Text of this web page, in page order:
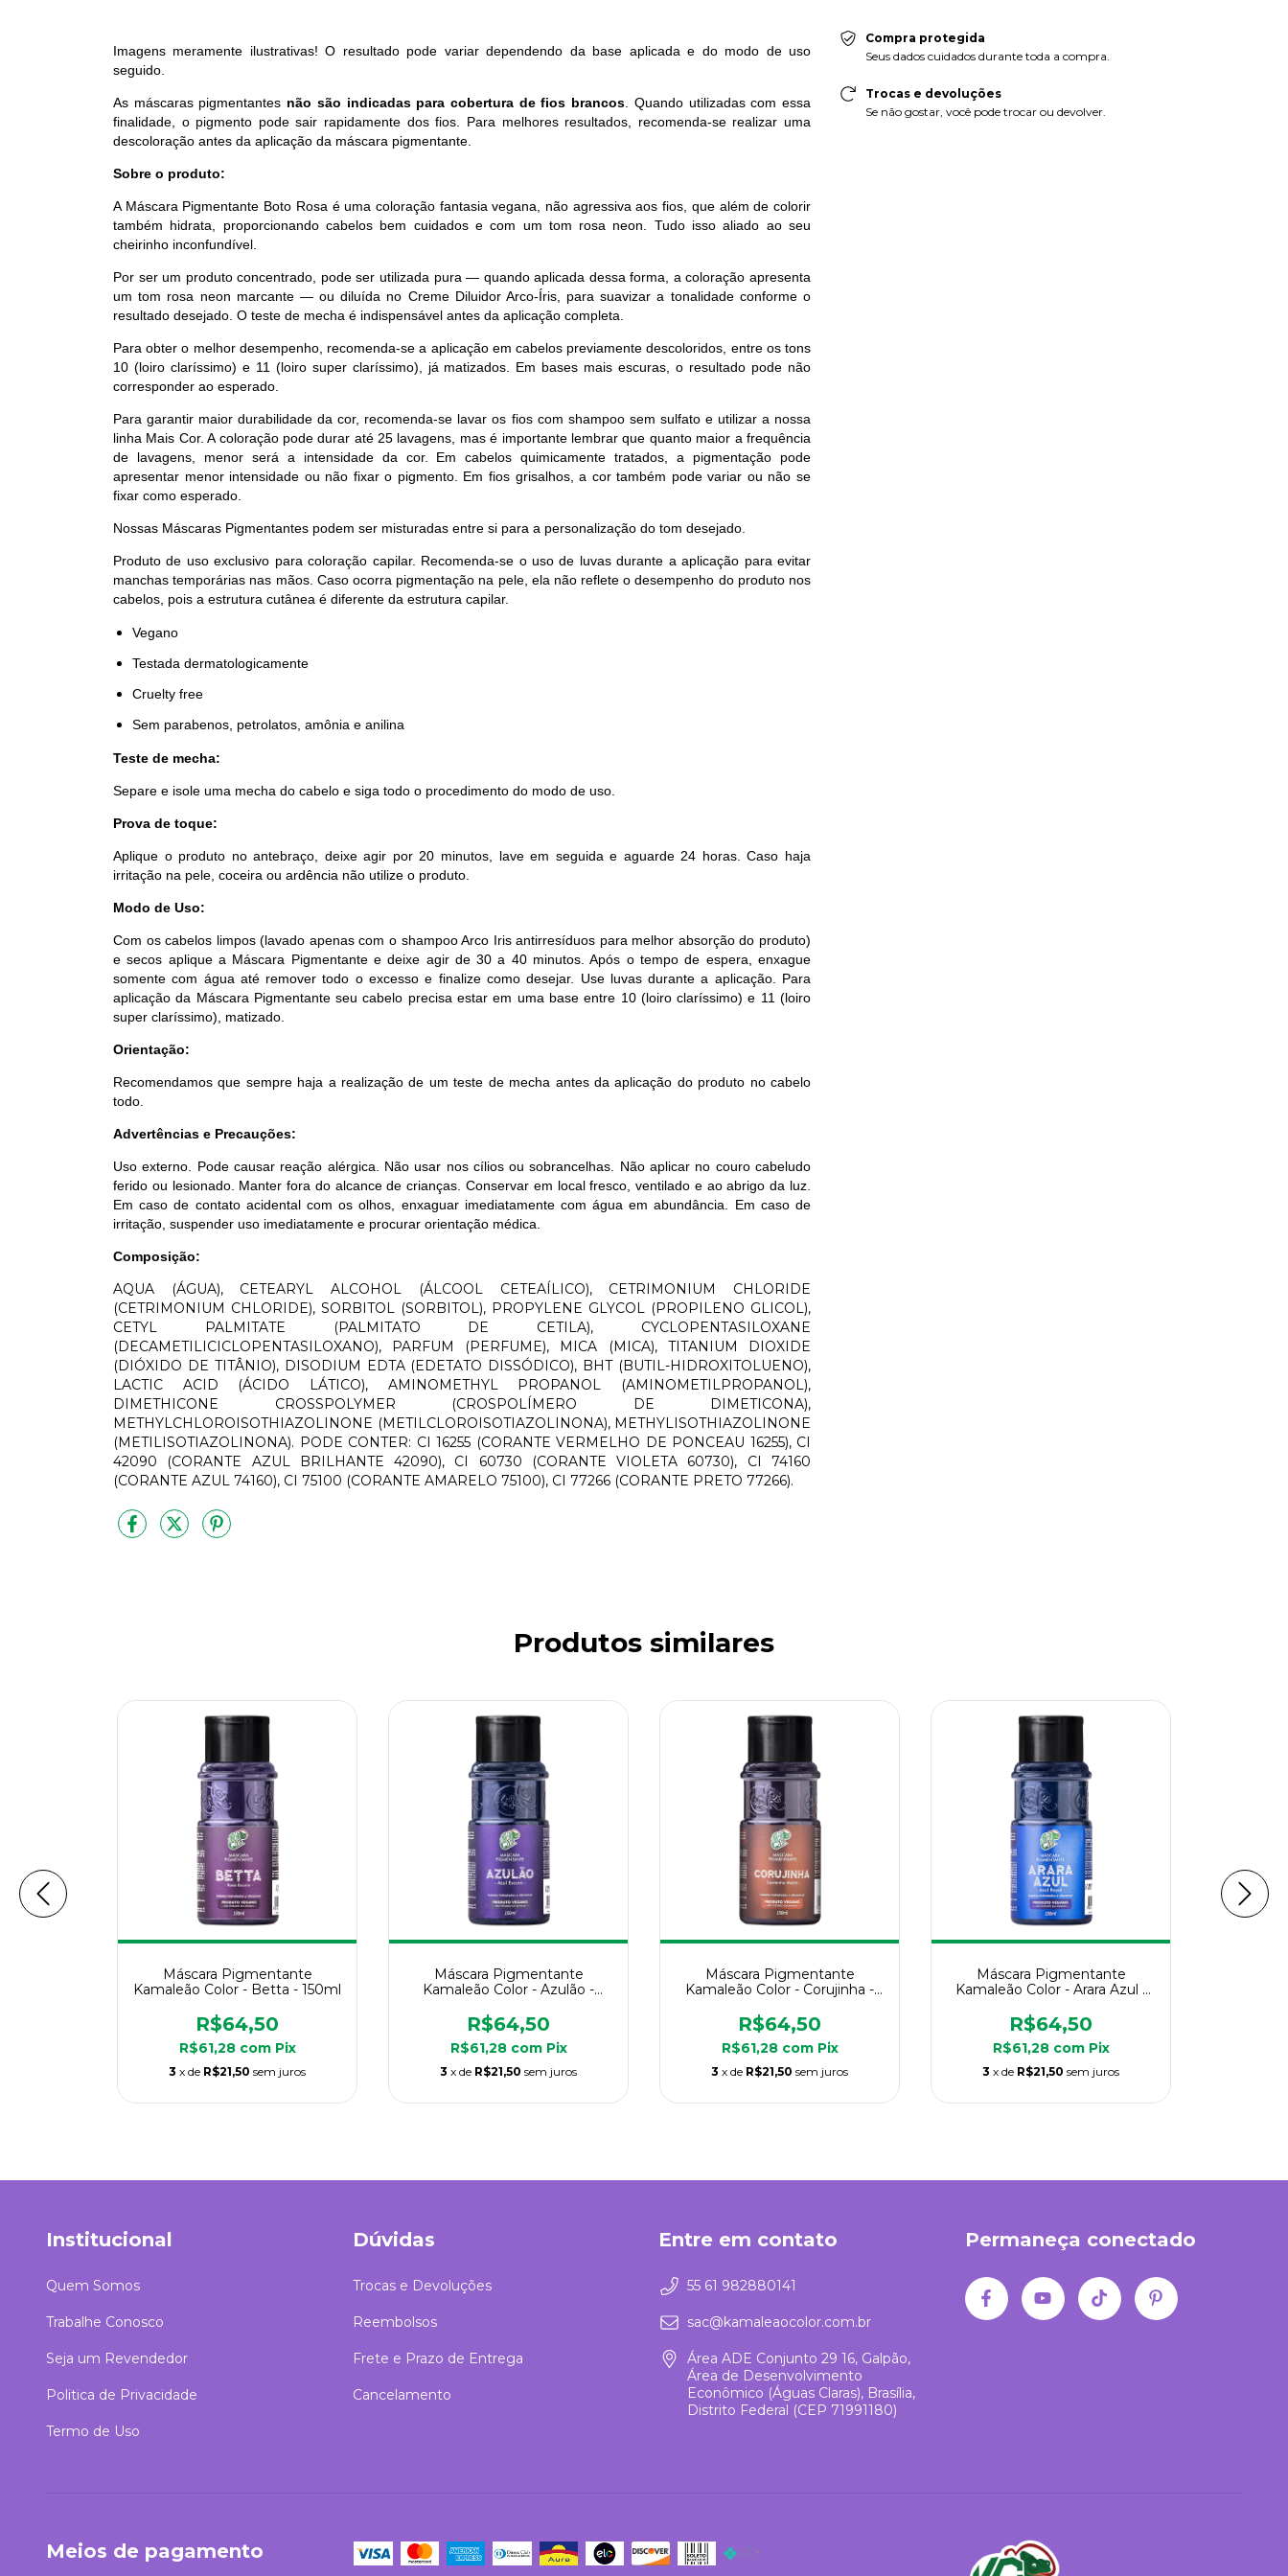
Imagens meramente ilustrativas! O resultado pode variar dependendo da base aplicada e do modo de uso
seguido.
As máscaras pigmentantes não são indicadas para cobertura de fios brancos . Quando utilizadas com essa
finalidade, o pigmento pode sair rapidamente dos fios. Para melhores resultados, recomenda-se realizar uma
descoloração antes da aplicação da máscara pigmentante.
Sobre o produto:
A Máscara Pigmentante Boto Rosa é uma coloração fantasia vegana, não agressiva aos fios, que além de colorir
também hidrata, proporcionando cabelos bem cuidados e com um tom rosa neon. Tudo isso aliado ao seu
cheirinho inconfundível.
Por ser um produto concentrado, pode ser utilizada pura — quando aplicada dessa forma, a coloração apresenta
um tom rosa neon marcante — ou diluída no Creme Diluidor Arco-Íris, para suavizar a tonalidade conforme o
resultado desejado. O teste de mecha é indispensável antes da aplicação completa.
Para obter o melhor desempenho, recomenda-se a aplicação em cabelos previamente descoloridos, entre os tons
10 (loiro claríssimo) e 11 (loiro super claríssimo), já matizados. Em bases mais escuras, o resultado pode não
corresponder ao esperado.
Para garantir maior durabilidade da cor, recomenda-se lavar os fios com shampoo sem sulfato e utilizar a nossa
linha Mais Cor. A coloração pode durar até 25 lavagens, mas é importante lembrar que quanto maior a frequência
de lavagens, menor será a intensidade da cor. Em cabelos quimicamente tratados, a pigmentação pode
apresentar menor intensidade ou não fixar o pigmento. Em fios grisalhos, a cor também pode variar ou não se
fixar como esperado.
Nossas Máscaras Pigmentantes podem ser misturadas entre si para a personalização do tom desejado.
Produto de uso exclusivo para coloração capilar. Recomenda-se o uso de luvas durante a aplicação para evitar
manchas temporárias nas mãos. Caso ocorra pigmentação na pele, ela não reflete o desempenho do produto nos
cabelos, pois a estrutura cutânea é diferente da estrutura capilar.
Vegano
Testada dermatologicamente
Cruelty free
Sem parabenos, petrolatos, amônia e anilina
Teste de mecha:
Separe e isole uma mecha do cabelo e siga todo o procedimento do modo de uso.
Prova de toque:
Aplique o produto no antebraço, deixe agir por 20 minutos, lave em seguida e aguarde 24 horas. Caso haja
irritação na pele, coceira ou ardência não utilize o produto.
Modo de Uso:
Com os cabelos limpos (lavado apenas com o shampoo Arco Iris antirresíduos para melhor absorção do produto)
e secos aplique a Máscara Pigmentante e deixe agir de 30 a 40 minutos. Após o tempo de espera, enxague
somente com água até remover todo o excesso e finalize como desejar. Use luvas durante a aplicação. Para
aplicação da Máscara Pigmentante seu cabelo precisa estar em uma base entre 10 (loiro claríssimo) e 11 (loiro
super claríssimo), matizado.
Orientação:
Recomendamos que sempre haja a realização de um teste de mecha antes da aplicação do produto no cabelo
todo.
Advertências e Precauções:
Uso externo. Pode causar reação alérgica. Não usar nos cílios ou sobrancelhas. Não aplicar no couro cabeludo
ferido ou lesionado. Manter fora do alcance de crianças. Conservar em local fresco, ventilado e ao abrigo da luz.
Em caso de contato acidental com os olhos, enxaguar imediatamente com água em abundância. Em caso de
irritação, suspender uso imediatamente e procurar orientação médica.
Composição:
AQUA (ÁGUA), CETEARYL ALCOHOL (ÁLCOOL CETEAÍLICO), CETRIMONIUM CHLORIDE
(CETRIMONIUM CHLORIDE), SORBITOL (SORBITOL), PROPYLENE GLYCOL (PROPILENO GLICOL),
CETYL PALMITATE (PALMITATO DE CETILA), CYCLOPENTASILOXANE
(DECAMETILICICLOPENTASILOXANO), PARFUM (PERFUME), MICA (MICA), TITANIUM DIOXIDE
(DIÓXIDO DE TITÂNIO), DISODIUM EDTA (EDETATO DISSÓDICO), BHT (BUTIL-HIDROXITOLUENO),
LACTIC ACID (ÁCIDO LÁTICO), AMINOMETHYL PROPANOL (AMINOMETILPROPANOL),
DIMETHICONE CROSSPOLYMER (CROSPOLÍMERO DE DIMETICONA),
METHYLCHLOROISOTHIAZOLINONE (METILCLOROISOTIAZOLINONA), METHYLISOTHIAZOLINONE
(METILISOTIAZOLINONA). PODE CONTER: CI 16255 (CORANTE VERMELHO DE PONCEAU 16255), CI
42090 (CORANTE AZUL BRILHANTE 42090), CI 60730 (CORANTE VIOLETA 60730), CI 74160
(CORANTE AZUL 74160), CI 75100 (CORANTE AMARELO 75100), CI 77266 (CORANTE PRETO 77266).
Compra protegida
Seus dados cuidados durante toda a compra.
Trocas e devoluções
Se não gostar, você pode trocar ou devolver.
Produtos similares
Máscara Pigmentante
Kamaleão Color - Betta - 150ml
R$64,50
R$61,28 com Pix
3 x de R$21,50 sem juros
Máscara Pigmentante
Kamaleão Color - Azulão -
R$64,50
R$61,28 com Pix
3 x de R$21,50 sem juros
Máscara Pigmentante
Kamaleão Color - Corujinha -
R$64,50
R$61,28 com Pix
3 x de R$21,50 sem juros
Máscara Pigmentante
Kamaleão Color - Arara Azul -
R$64,50
R$61,28 com Pix
3 x de R$21,50 sem juros
Institucional
Quem Somos
Trabalhe Conosco
Seja um Revendedor
Politica de Privacidade
Termo de Uso
Dúvidas
Trocas e Devoluções
Reembolsos
Frete e Prazo de Entrega
Cancelamento
Entre em contato
55 61 982880141
sac@kamaleaocolor.com.br
Área ADE Conjunto 29 16, Galpão,
Área de Desenvolvimento
Econômico (Águas Claras), Brasília,
Distrito Federal (CEP 71991180)
Permaneça conectado
Meios de pagamento